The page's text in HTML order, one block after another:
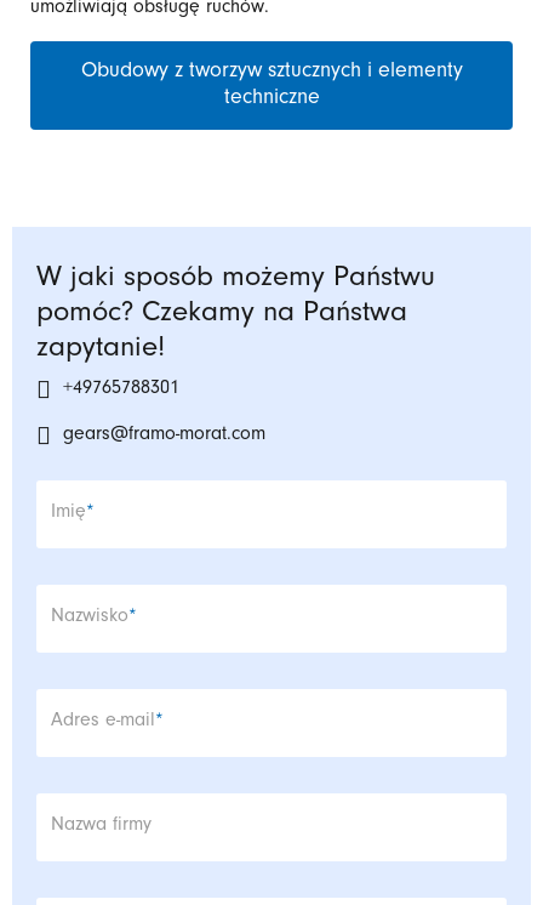
umożliwiają obsługę ruchów.
Obudowy z tworzyw sztucznych i elementy
techniczne
W jaki sposób możemy Państwu
pomóc? Czekamy na Państwa
zapytanie!
+49765788301
gears@framo-morat.com
Pole wymagane
Imię*
Pole wymagane
Nazwisko*
Pole wymagane
Adres e-mail*
Nazwa firmy